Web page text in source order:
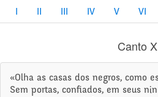
IV V VI
Canto X
«Olha as casas dos negros, como
Sem portas, confiados, em seus